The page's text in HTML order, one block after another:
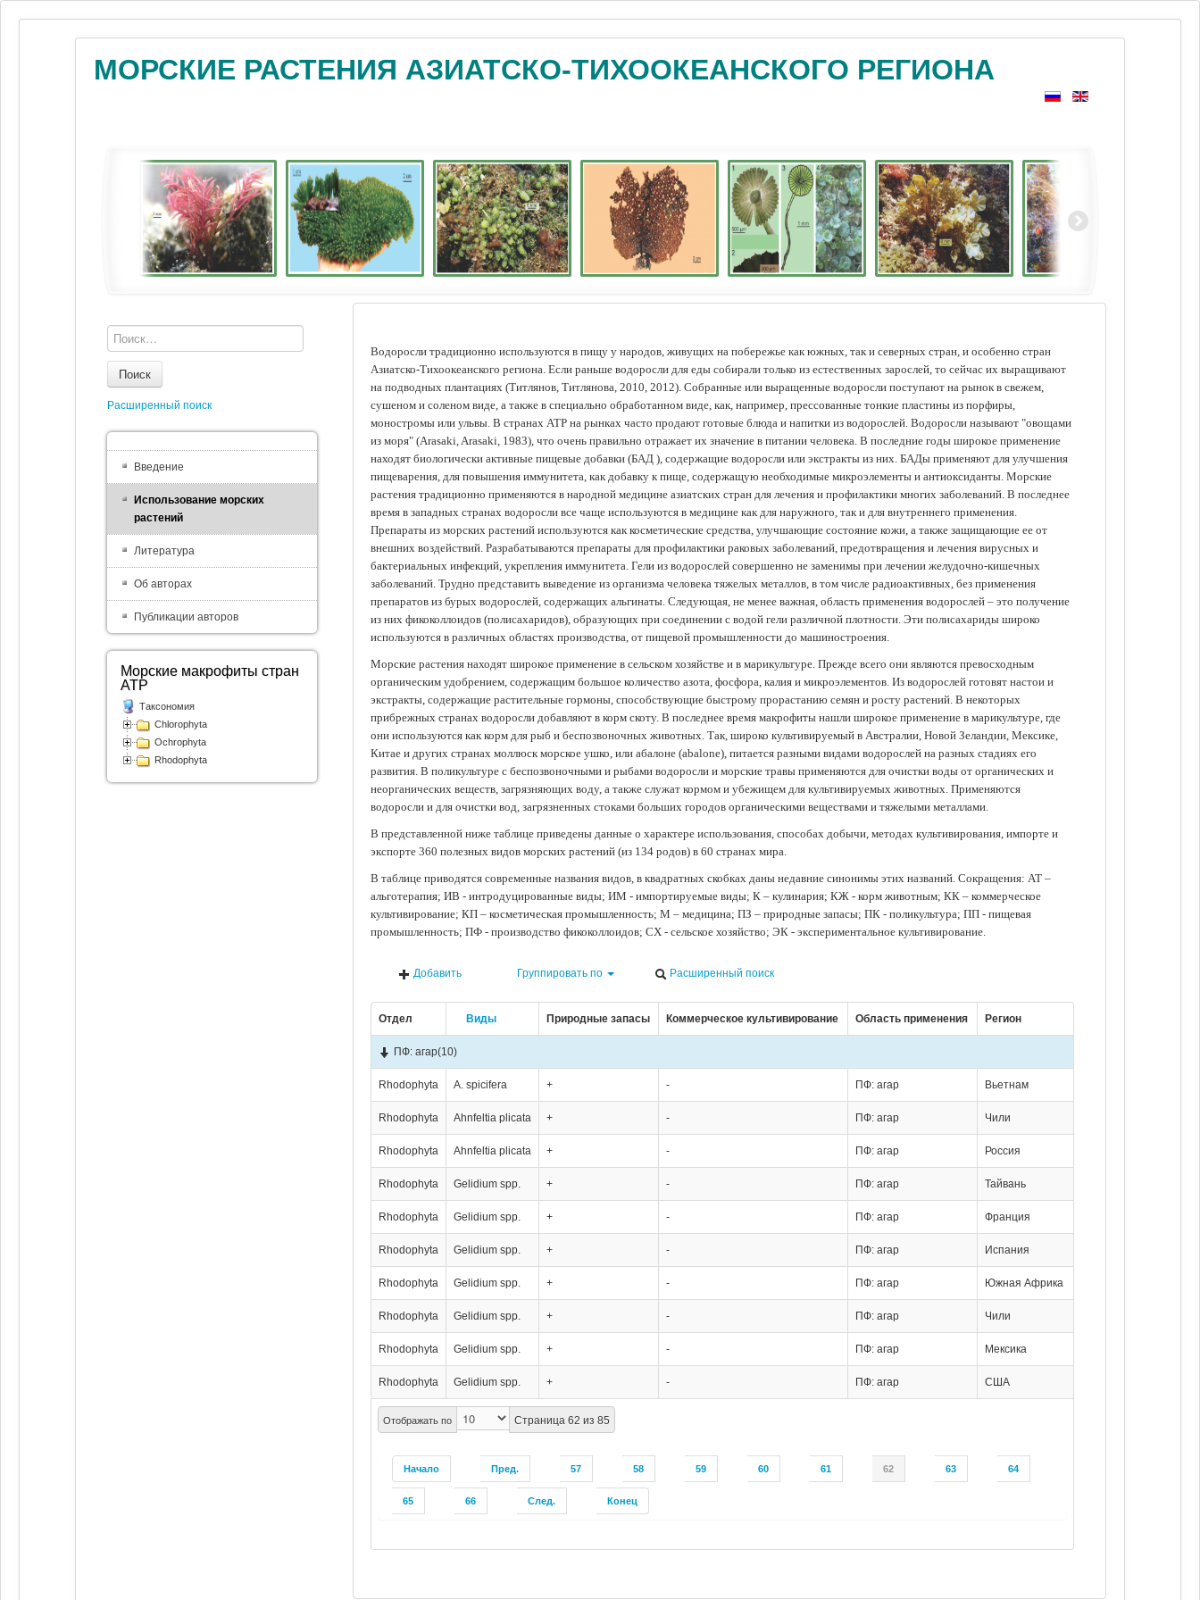
МОРСКИЕ РАСТЕНИЯ АЗИАТСКО-ТИХООКЕАНСКОГО РЕГИОНА
Водоросли традиционно используются в пищу у народов, живущих на побережье как южных, так и северных стран, и особенно стран
Азиатско-Тихоокеанского региона. Если раньше водоросли для еды собирали только из естественных зарослей, то сейчас их выращивают
на подводных плантациях (Tитлянов, Титлянова, 2010, 2012). Собранные или выращенные водоросли поступают на рынок в свежем,
сушеном и соленом виде, а также в специально обработанном виде, как, например, прессованные тонкие пластины из порфиры,
моностромы или ульвы. В странах АТР на рынках часто продают готовые блюда и напитки из водорослей. Водоросли называют "овощами
из моря" (Arasaki, Arasaki, 1983), что очень правильно отражает их значение в питании человека. В последние годы широкое применение
находят биологически активные пищевые добавки (БАД ), содержащие водоросли или экстракты из них. БАДы применяют для улучшения
пищеварения, для повышения иммунитета, как добавку к пище, содержащую необходимые микроэлементы и антиоксиданты. Морские
растения традиционно применяются в народной медицине азиатских стран для лечения и профилактики многих заболеваний. В последнее
время в западных странах водоросли все чаще используются в медицине как для наружного, так и для внутреннего применения.
Препараты из морских растений используются как косметические средства, улучшающие состояние кожи, а также защищающие ее от
внешних воздействий. Разрабатываются препараты для профилактики раковых заболеваний, предотвращения и лечения вирусных и
бактериальных инфекций, укрепления иммунитета. Гели из водорослей совершенно не заменимы при лечении желудочно-кишечных
заболеваний. Трудно представить выведение из организма человека тяжелых металлов, в том числе радиоактивных, без применения
препаратов из бурых водорослей, содержащих альгинаты. Следующая, не менее важная, область применения водорослей – это получение
из них фикоколлоидов (полисахаридов), образующих при соединении с водой гели различной плотности. Эти полисахариды широко
используются в различных областях производства, от пищевой промышленности до машиностроения.
Морские растения находят широкое применение в сельском хозяйстве и в марикультуре. Прежде всего они являются превосходным
органическим удобрением, содержащим большое количество азота, фосфора, калия и микроэлементов. Из водорослей готовят настои и
экстракты, содержащие растительные гормоны, способствующие быстрому прорастанию семян и росту растений. В некоторых
прибрежных странах водоросли добавляют в корм скоту. В последнее время макрофиты нашли широкое применение в марикультуре, где
они используются как корм для рыб и беспозвоночных животных. Так, широко культивируемый в Австралии, Новой Зеландии, Мексике,
Китае и других странах моллюск морское ушко, или абалоне (abalone), питается разными видами водорослей на разных стадиях его
развития. В поликультуре с беспозвоночными и рыбами водоросли и морские травы применяются для очистки воды от органических и
неорганических веществ, загрязняющих воду, а также служат кормом и убежищем для культивируемых животных. Применяются
водоросли и для очистки вод, загрязненных стоками больших городов органическими веществами и тяжелыми металлами.
В представленной ниже таблице приведены данные о характере использования, способах добычи, методах культивирования, импорте и
экспорте 360 полезных видов морских растений (из 134 родов) в 60 странах мира.
В таблице приводятся современные названия видов, в квадратных скобках даны недавние синонимы этих названий. Сокращения: АТ –
альготерапия; ИВ - интродуцированные виды; ИМ - импортируемые виды; К – кулинария; КЖ - корм животным; КК – коммерческое
культивирование; КП – косметическая промышленность; М – медицина; ПЗ – природные запасы; ПК - поликультура; ПП - пищевая
промышленность; ПФ - производство фикоколлоидов; СХ - сельское хозяйство; ЭК - экспериментальное культивирование.
Добавить Группировать по Расширенный поиск
Отдел Виды Природные запасы Коммерческое культивирование Область применения Регион
Отображать по Страница 62 из 85
Начало Пред. 57 58 59 60 61 62 63 64
65 66 След. Конец
ПФ: агар(10)
Rhodophyta A. spicifera + - ПФ: агар Вьетнам
Rhodophyta Ahnfeltia plicata + - ПФ: агар Чили
Rhodophyta Ahnfeltia plicata + - ПФ: агар Россия
Rhodophyta Gelidium spp. + - ПФ: агар Тайвань
Rhodophyta Gelidium spp. + - ПФ: агар Франция
Rhodophyta Gelidium spp. + - ПФ: агар Испания
Rhodophyta Gelidium spp. + - ПФ: агар Южная Африка
Rhodophyta Gelidium spp. + - ПФ: агар Чили
Rhodophyta Gelidium spp. + - ПФ: агар Мексика
Rhodophyta Gelidium spp. + - ПФ: агар США
Поиск
Расширенный поиск
Введение
Использование морских
растений
Литература
Об авторах
Публикации авторов
Морские макрофиты стран
АТР
Таксономия
Chlorophyta
Ochrophyta
Rhodophyta